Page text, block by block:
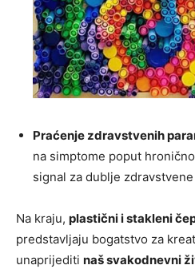
Praćenje zdravstvenih
na simptome poput
signal za dublje
Na kraju, plastični i stakleni
predstavljaju bogatstvo za
unaprijediti naš svakodnevni